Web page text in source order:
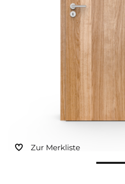
Sonnen- und Insektenschutz
Hochwasser­schutz
Dachboden­treppen
Zur Merkliste